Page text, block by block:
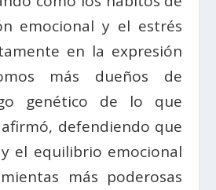
emocional y el estrés
en la expresión
más dueños de
genético de lo que
defendiendo que
el equilibrio emocional
más poderosas